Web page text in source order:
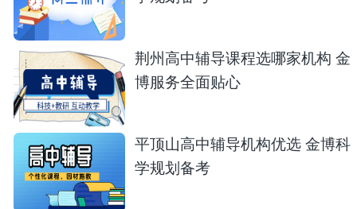
荆州高中辅导课程选哪家机构 金
博服务全面贴心
平顶山高中辅导机构优选 金博科
学规划备考